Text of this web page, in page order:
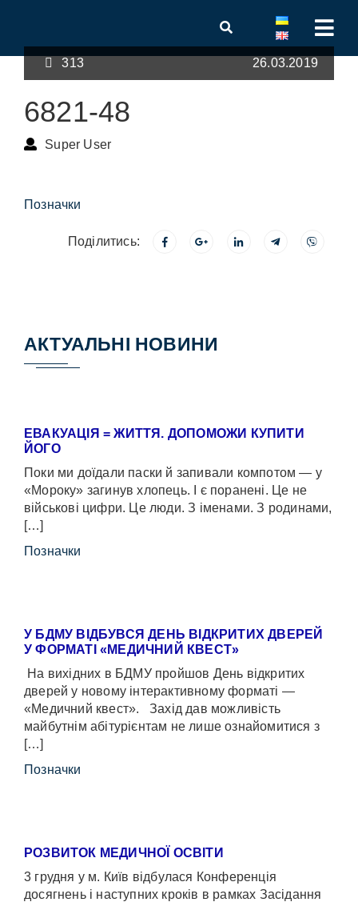
313 26.03.2019
6821-48
Super User
Позначки
Поділитись:
АКТУАЛЬНІ НОВИНИ
ЕВАКУАЦІЯ = ЖИТТЯ. ДОПОМОЖИ КУПИТИ
ЙОГО
Поки ми доїдали паски й запивали компотом — у
«Мороку» загинув хлопець. І є поранені. Це не
військові цифри. Це люди. З іменами. З родинами,
[…]
Позначки
У БДМУ ВІДБУВСЯ ДЕНЬ ВІДКРИТИХ ДВЕРЕЙ
У ФОРМАТІ «МЕДИЧНИЙ КВЕСТ»
На вихідних в БДМУ пройшов День відкритих
дверей у новому інтерактивному форматі —
«Медичний квест». Захід дав можливість
майбутнім абітурієнтам не лише ознайомитися з
[…]
Позначки
РОЗВИТОК МЕДИЧНОЇ ОСВІТИ
3 грудня у м. Київ відбулася Конференція
досягнень і наступних кроків в рамках Засідання